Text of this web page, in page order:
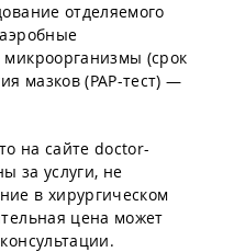
отделяемого
(срок
мазков (PAP-тест) —
на сайте doctor-
за услуги, не
в хирургическом
цена может